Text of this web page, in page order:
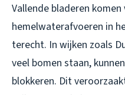
Vallende bladeren
hemelwaterafvoeren in
terecht. In wijken zoals
veel bomen staan,
blokkeren. Dit